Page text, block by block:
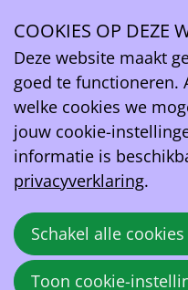
Elektrische auto’s
dan
23 oktober
Steven Swinnen
Bron: HLN
COOKIES OP DEZE
Deze website maakt
goed te functioneren.
welke cookies we
jouw cookie-
informatie is
privacyverklaring.
Schakel alle
Toon cookie-